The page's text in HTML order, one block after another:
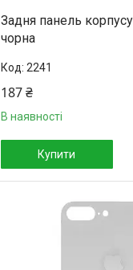
Задня панель
чорна
2241
187 ₴
В наявності
Купити